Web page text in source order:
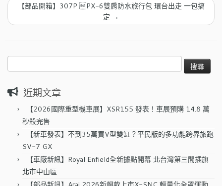
【部品開箱】307P PX-6雙肩防水旅行包 環台出走 一包搞
定 →
搜
尋
鍵
近期文章
【2026國際重型機車展】XSR155 發表！車展預購 14.8 萬
秒殺完售
【新車發表】不到35萬買V型雙缸？平民版的多功能跨界旅跑
SV-7 GX
【車廠新訊】Royal Enfield全新據點開幕 北台灣第三間插旗
北市中山區